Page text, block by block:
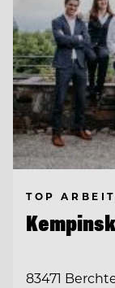
TOP
83471